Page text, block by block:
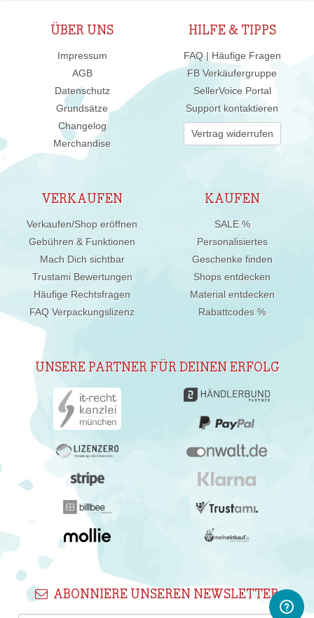
ÜBER UNS
Impressum
AGB
Datenschutz
Grundsätze
Changelog
Merchandise
HILFE & TIPPS
FAQ | Häufige Fragen
FB Verkäufergruppe
SellerVoice Portal
Support kontaktieren
Vertrag widerrufen
VERKAUFEN
Verkaufen/Shop eröffnen
Gebühren & Funktionen
Mach Dich sichtbar
Trustami Bewertungen
Häufige Rechtsfragen
FAQ Verpackungslizenz
KAUFEN
SALE %
Personalisiertes
Geschenke finden
Shops entdecken
Material entdecken
Rabattcodes %
UNSERE PARTNER FÜR DEINEN ERFOLG
ABONNIERE UNSEREN NEWSLETTER